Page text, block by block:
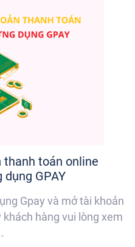
thanh toán online
dụng GPAY
Gpay và mở tài khoản
khách hàng vui lòng xem